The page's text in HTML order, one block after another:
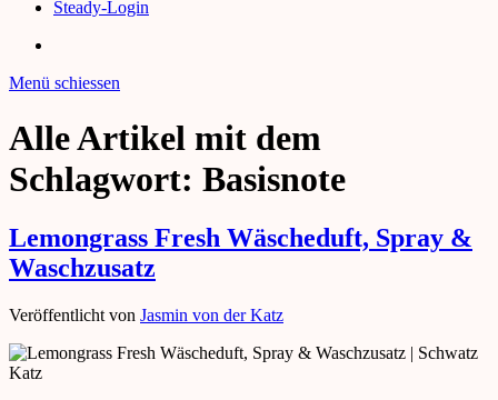
Steady-Login
Menü schiessen
Alle Artikel mit dem
Schlagwort: Basisnote
Lemongrass Fresh Wäscheduft, Spray &
Waschzusatz
Veröffentlicht von Jasmin von der Katz